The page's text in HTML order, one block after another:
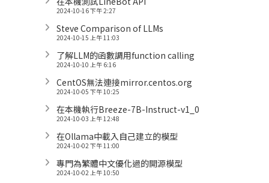
2024-10-16 下午 2:27
Steve Comparison of LLMs
2024-10-15 上午 11:03
了解LLM的函數調用function calling
2024-10-10 上午 6:16
CentOS無法連接mirror.centos.org
2024-10-05 下午 10:25
在本機執行Breeze-7B-Instruct-v1_0
2024-10-03 上午 12:48
在Ollama中載入自己建立的模型
2024-10-02 下午 11:00
專門為繁體中文優化過的開源模型
2024-10-02 上午 10:50